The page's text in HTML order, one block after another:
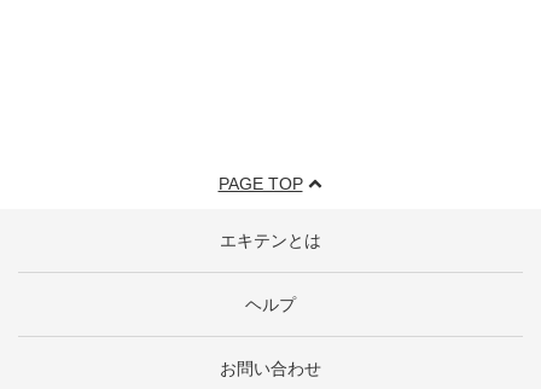
PAGE TOP
エキテンとは
ヘルプ
お問い合わせ